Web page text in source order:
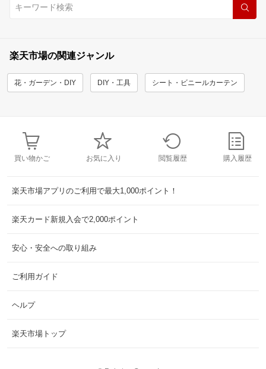
楽天市場の関連ジャンル
花・ガーデン・DIY DIY・工具 シート・ビニールカーテン
買い物かご お気に入り 閲覧履歴 購入履歴
楽天市場アプリのご利用で最大1,000ポイント！
楽天カード新規入会で2,000ポイント
安心・安全への取り組み
ご利用ガイド
ヘルプ
楽天市場トップ